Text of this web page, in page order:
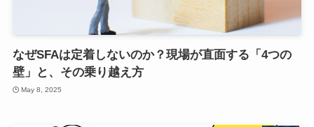
なぜSFAは定着しないのか？現場が直面する「4つの
壁」と、その乗り越え方
May 8, 2025